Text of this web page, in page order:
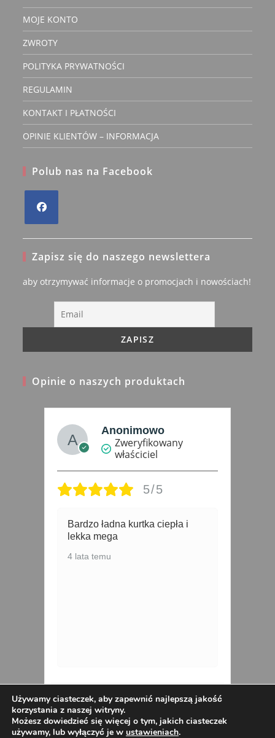
MOJE KONTO
ZWROTY
POLITYKA PRYWATNOŚCI
REGULAMIN
KONTAKT I PŁATNOŚCI
OPINIE KLIENTÓW – INFORMACJA
Polub nas na Facebook
a
new
Zapisz się do naszego newslettera
aby otrzymywać informacje o promocjach i nowościach!
Opinie o naszych produktach
Zimowa
śliwka
Anonimowo
Zweryfikowany
właściciel
Bawełniany T-shirt
Używamy ciasteczek, aby zapewnić najlepszą jakość
korzystania z naszej witryny.
Możesz dowiedzieć się więcej o tym, jakich ciasteczek
używamy, lub wyłączyć je w ustawieniach.